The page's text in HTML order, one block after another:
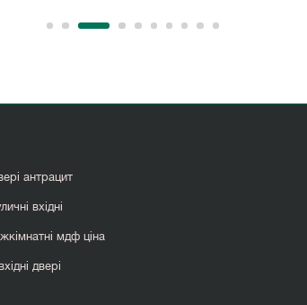
антрацит
вхідні
мдф ціна
двері